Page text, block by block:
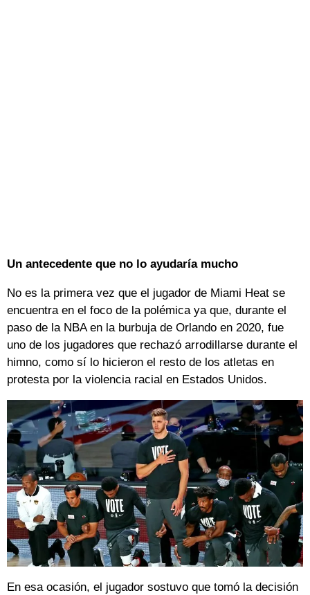
Un antecedente que no lo ayudaría mucho
No es la primera vez que el jugador de Miami Heat se
encuentra en el foco de la polémica ya que, durante el
paso de la NBA en la burbuja de Orlando en 2020, fue
uno de los jugadores que rechazó arrodillarse durante el
himno, como sí lo hicieron el resto de los atletas en
protesta por la violencia racial en Estados Unidos.
En esa ocasión, el jugador sostuvo que tomó la decisión